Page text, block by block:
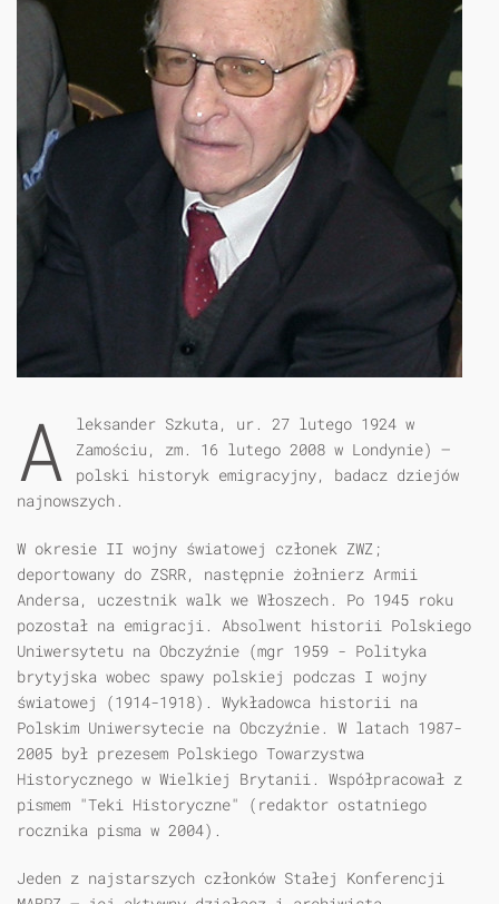
A
leksander Szkuta, ur. 27 lutego 1924 w
Zamościu, zm. 16 lutego 2008 w Londynie) –
polski historyk emigracyjny, badacz dziejów
najnowszych.
W okresie II wojny światowej członek ZWZ;
deportowany do ZSRR, następnie żołnierz Armii
Andersa, uczestnik walk we Włoszech. Po 1945 roku
pozostał na emigracji. Absolwent historii Polskiego
Uniwersytetu na Obczyźnie (mgr 1959 - Polityka
brytyjska wobec spawy polskiej podczas I wojny
światowej (1914-1918). Wykładowca historii na
Polskim Uniwersytecie na Obczyźnie. W latach 1987-
2005 był prezesem Polskiego Towarzystwa
Historycznego w Wielkiej Brytanii. Współpracował z
pismem "Teki Historyczne" (redaktor ostatniego
rocznika pisma w 2004).
Jeden z najstarszych członków Stałej Konferencji